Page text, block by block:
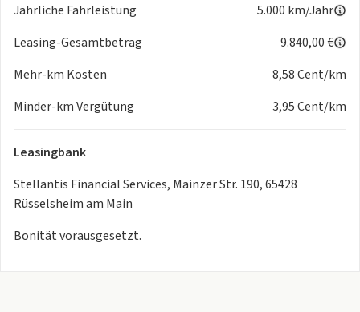
-LM-Felgen 6x16
TECHNIK & SICHERHEIT
-Geschwindigkeits-Regelanlage (Tempomat)
- Parkbremse elektrisch
EXTERIEUR
- Aussenspiegel elektr. verstellbar - beide
SONSTIGE AUSSTATTUNGEN
- Karosserie: 3-türig
Jährliche Fahrleistung
5.000 km/Jahr
Leasing-Gesamtbetrag
9.840,00 €
Mehr-km Kosten
8,58 Cent/km
Minder-km Vergütung
3,95 Cent/km
Leasingbank
Stellantis Financial Services, Mainzer Str. 190, 65428
Rüsselsheim am Main
Bonität vorausgesetzt.